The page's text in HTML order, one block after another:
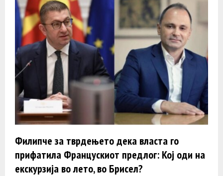
Филипче за тврдењето дека власта го
прифатила Францускиот предлог: Кој оди на
екскурзија во лето, во Брисел?